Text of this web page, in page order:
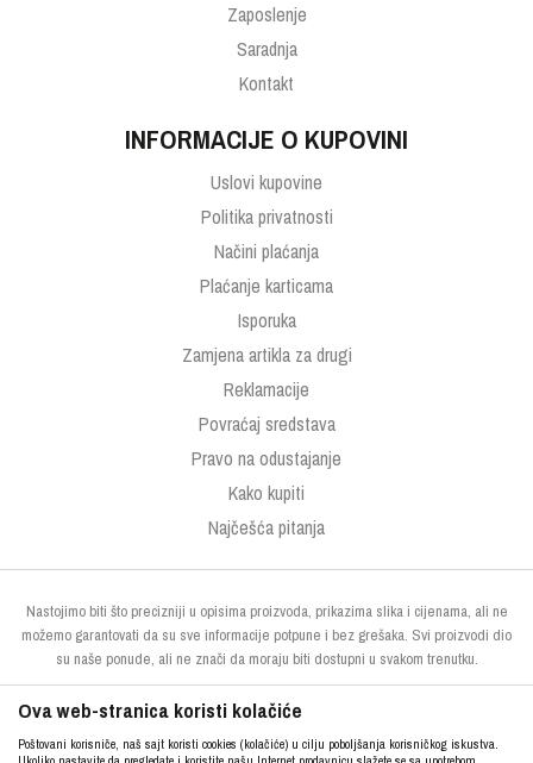
Zaposlenje
Saradnja
Kontakt
INFORMACIJE O KUPOVINI
Uslovi kupovine
Politika privatnosti
Načini plaćanja
Plaćanje karticama
Isporuka
Zamjena artikla za drugi
Reklamacije
Povraćaj sredstava
Pravo na odustajanje
Kako kupiti
Najčešća pitanja
Nastojimo biti što precizniji u opisima proizvoda, prikazima slika i cijenama, ali ne
možemo garantovati da su sve informacije potpune i bez grešaka. Svi proizvodi dio
su naše ponude, ali ne znači da moraju biti dostupni u svakom trenutku.
Ova web-stranica koristi kolačiće
Poštovani korisniče, naš sajt koristi cookies (kolačiće) u cilju poboljšanja korisničkog iskustva.